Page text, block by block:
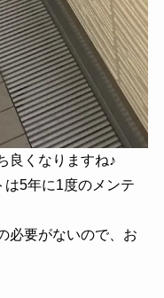
良くなりますね♪
は5年に1度のメンテ
必要がないので、お